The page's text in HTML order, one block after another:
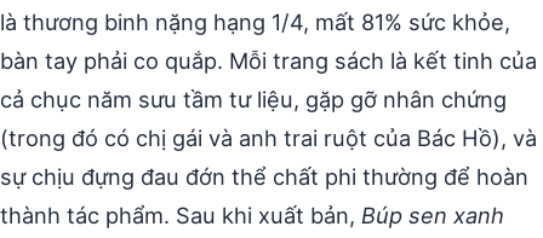
là thương binh nặng hạng 1/4, mất 81% sức khỏe,
bàn tay phải co quắp. Mỗi trang sách là kết tinh của
cả chục năm sưu tầm tư liệu, gặp gỡ nhân chứng
(trong đó có chị gái và anh trai ruột của Bác Hồ), và
sự chịu đựng đau đớn thể chất phi thường để hoàn
thành tác phẩm. Sau khi xuất bản, Búp sen xanh